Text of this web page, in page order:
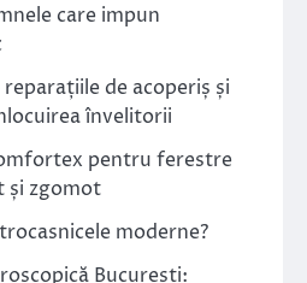
care impun
de acoperiș și
învelitorii
pentru ferestre
și zgomot
moderne?
București: